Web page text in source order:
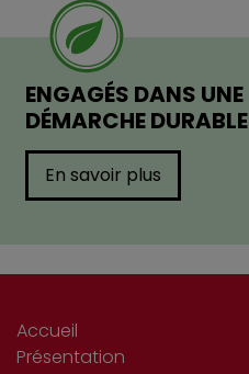
ENGAGÉS DANS UNE
DÉMARCHE DURABLE
En savoir plus
Accueil
Présentation